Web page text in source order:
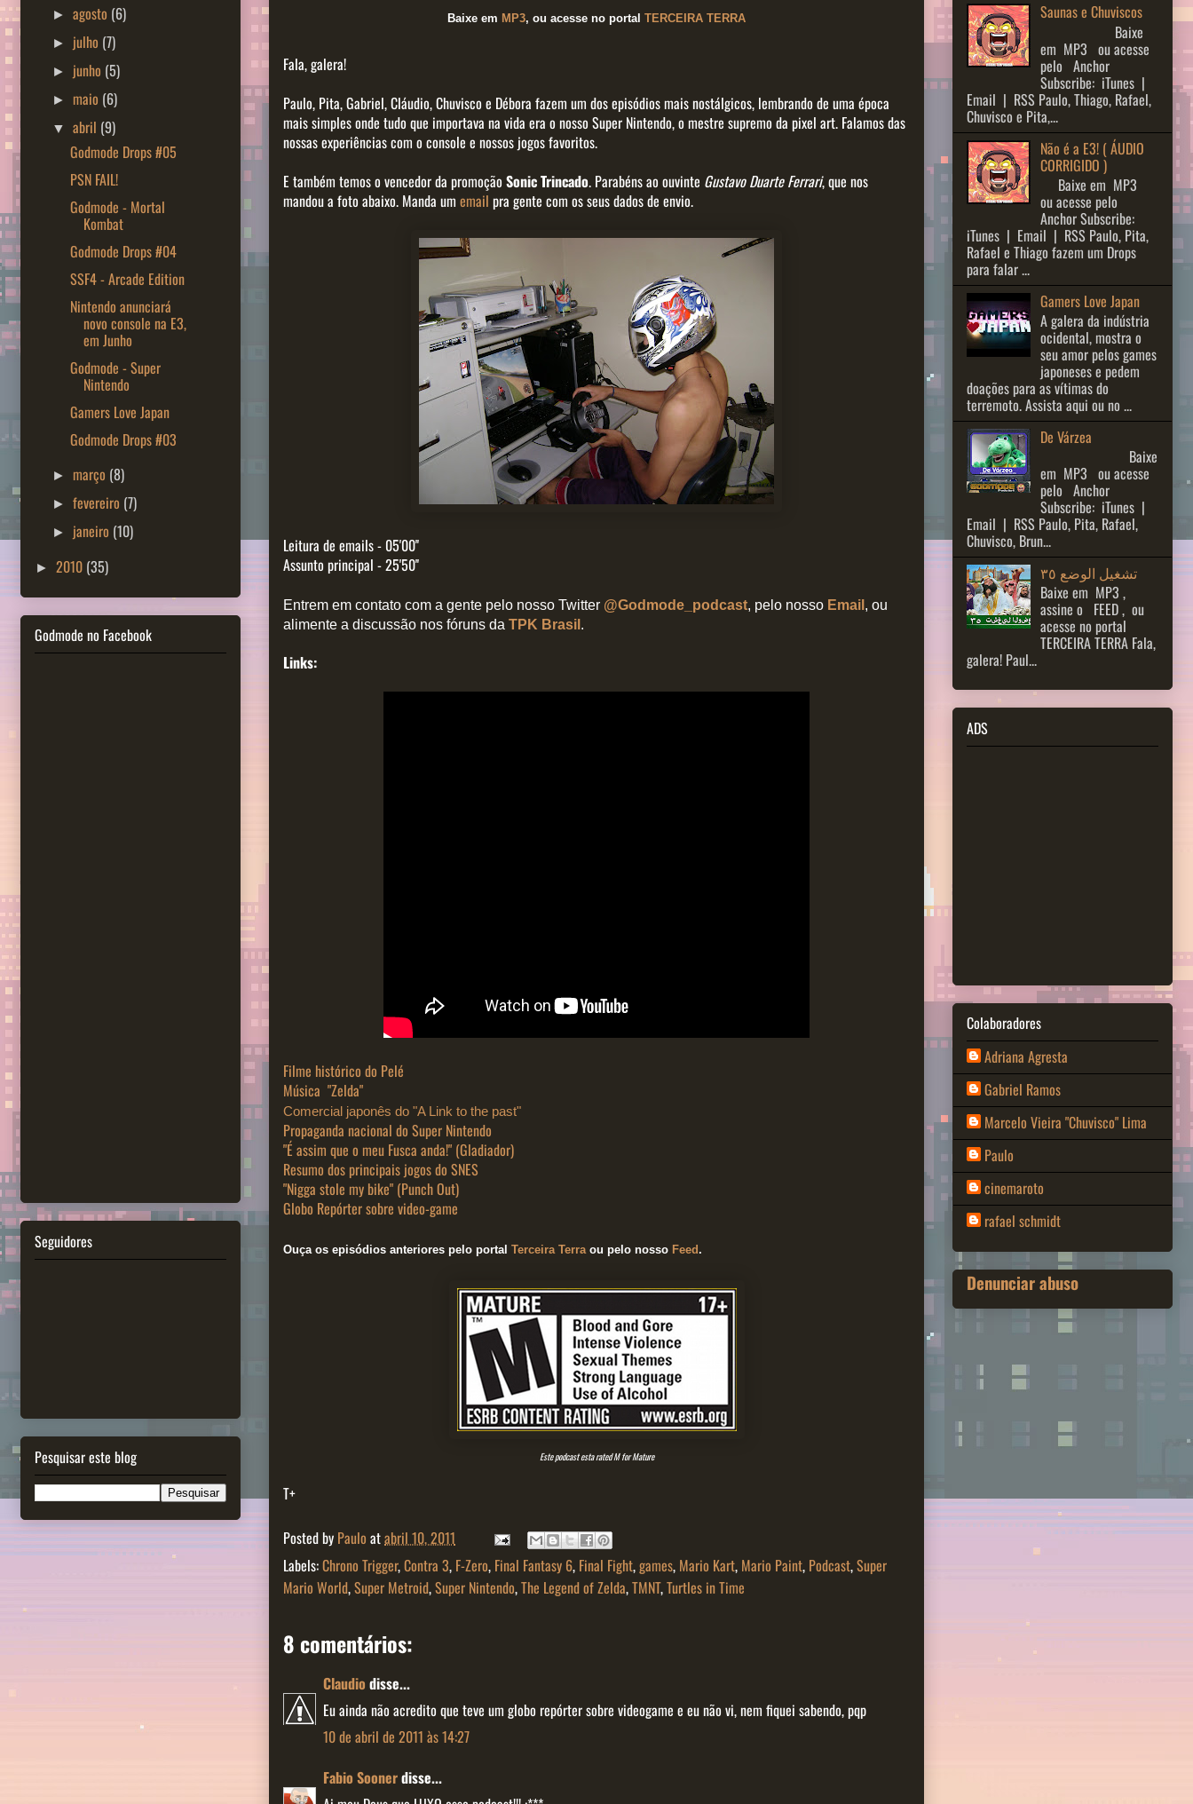
Baixe em MP3, ou acesse no portal TERCEIRA TERRA
Fala, galera!
Paulo, Pita, Gabriel, Cláudio, Chuvisco e Débora fazem um dos episódios mais nostálgicos, lembrando de uma época
mais simples onde tudo que importava na vida era o nosso Super Nintendo, o mestre supremo da pixel art. Falamos das
nossas experiências com o console e nossos jogos favoritos.
E também temos o vencedor da promoção Sonic Trincado. Parabéns ao ouvinte Gustavo Duarte Ferrari, que nos
mandou a foto abaixo. Manda um email pra gente com os seus dados de envio.
Leitura de emails - 05'00''
Assunto principal - 25'50''
Entrem em contato com a gente pelo nosso Twitter @Godmode_podcast, pelo nosso Email , ou
alimente a discussão nos fóruns da TPK Brasil .
Links:
Filme histórico do Pelé
Música "Zelda"
Comercial japonês do "A Link to the past"
Propaganda nacional do Super Nintendo
"É assim que o meu Fusca anda!" (Gladiador)
Resumo dos principais jogos do SNES
"Nigga stole my bike" (Punch Out)
Globo Repórter sobre video-game
Ouça os episódios anteriores pelo portal Terceira Terraou pelo nosso Feed.
Este podcast esta rated M for Mature
T+
Posted by Paulo atabril 10, 2011
Labels:Chrono Trigger,Contra 3, F-Zero, Final Fantasy 6, Final Fight,games, Mario Kart, Mario Paint, Podcast,Super
Mario World,Super Metroid,Super Nintendo,The Legend of Zelda,TMNT,Turtles in Time
8 comentários:
Claudio disse...
Eu ainda não acredito que teve um globo repórter sobre videogame e eu não vi, nem fiquei sabendo, pqp
10 de abril de 2011 às 14:27
Fabio Soonerdisse...
►agosto (6)
► julho (7)
► junho (5)
► maio (6)
▼abril (9)
Godmode Drops #05
PSN FAIL!
Godmode - Mortal
Kombat
Godmode Drops #04
SSF4 - Arcade Edition
Nintendo anunciará
novo console na E3,
em Junho
Godmode - Super
Nintendo
Gamers Love Japan
Godmode Drops #03
► março (8)
►fevereiro (7)
► janeiro (10)
► 2010 (35)
Godmode no Facebook
Seguidores
Pesquisar este blog
Saunas e Chuviscos
Baixe
em MP3 ou acesse
pelo Anchor
Subscribe: iTunes |
Email | RSS Paulo, Thiago, Rafael,
Chuvisco e Pita,...
Não é a E3! ( ÁUDIO
CORRIGIDO )
Baixe em MP3
ou acesse pelo
Anchor Subscribe:
iTunes | Email | RSS Paulo, Pita,
Rafael e Thiago fazem um Drops
para falar ...
Gamers Love Japan
A galera da indústria
ocidental, mostra o
seu amor pelos games
japoneses e pedem
doações para as vítimas do
terremoto. Assista aqui ou no ...
De Várzea
Baixe
em MP3 ou acesse
pelo Anchor
Subscribe: iTunes |
Email | RSS Paulo, Pita, Rafael,
Chuvisco, Brun...
تشغيل الوضع ٣٥
Baixe em MP3 ,
assine o FEED , ou
acesse no portal
TERCEIRA TERRA Fala,
galera! Paul...
ADS
Colaboradores
Adriana Agresta
Gabriel Ramos
Marcelo Vieira "Chuvisco" Lima
Paulo
cinemaroto
rafael schmidt
Denunciar abuso